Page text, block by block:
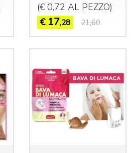
(€ 0,72 AL PEZZO)
€ 17,28 21,60